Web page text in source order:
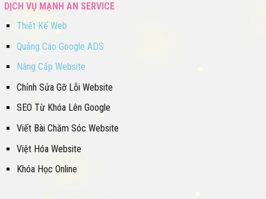
DỊCH VỤ MẠNH AN SERVICE
Thiết Kế Web
Quảng Cáo Google ADS
Nâng Cấp Website
Chỉnh Sửa Gỡ Lỗi Website
SEO Từ Khóa Lên Google
Viết Bài Chăm Sóc Website
Việt Hóa Website
Khóa Học Online